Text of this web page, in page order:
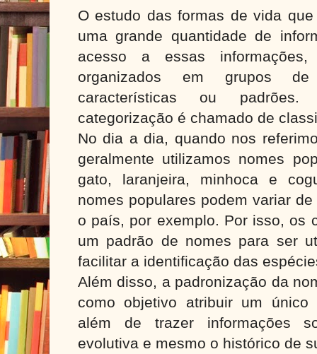
O estudo das formas de vida
uma grande quantidade de
acesso a essas
organizados em grupos
características ou
categorização é chamado de
No dia a dia, quando nos
geralmente utilizamos nomes
gato, laranjeira, minhoca e
nomes populares podem variar
o país, por exemplo. Por isso, os
um padrão de nomes para ser
facilitar a identificação das
Além disso, a padronização da
como objetivo atribuir um
além de trazer informações
evolutiva e mesmo o histórico de